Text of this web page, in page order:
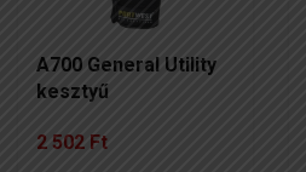
A700 General Utility
kesztyű
2 502 Ft